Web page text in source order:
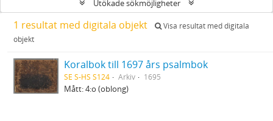
Utökade sökmöjligheter
1 resultat med digitala objekt
Visa resultat med digitala
objekt
Koralbok till 1697 års psalmbok
SE S-HS S124 Arkiv 1695
Mått: 4:o (oblong)